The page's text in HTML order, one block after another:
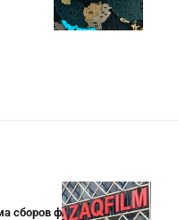
сборов фильмов от